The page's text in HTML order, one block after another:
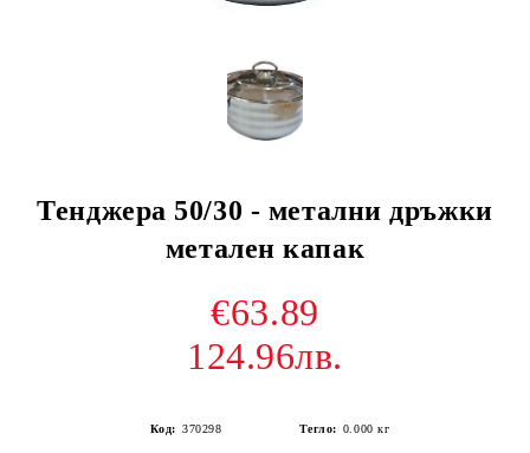
Тенджера 50/30 - метални дръжки
метален капак
€63.89
124.96лв.
Код: 370298 Тегло: 0.000 кг